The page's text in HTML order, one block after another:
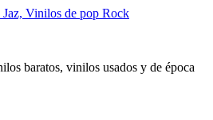
baratos, vinilos usados y de época